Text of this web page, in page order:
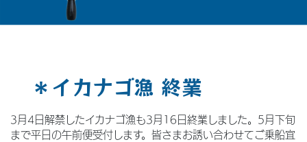
＊イカナゴ漁 終業
3月4日解禁したイカナゴ漁も3月16日終業しました。5月下旬
まで平日の午前便受付します。皆さまお誘い合わせてご乗船宜